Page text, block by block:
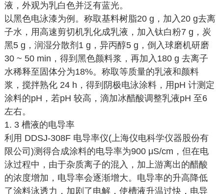
液，外观为乳白色并泛有蓝光。
以黑色电泳漆为例。称取基料树脂20 g，加入20 g去离
子水，用高速剪切机乳化成乳液，加入钛白粉7 g，炭
黑5 g，润湿分散剂1 g，异丙醇5 g，倒入球磨机研磨
30 ~ 50 min，得到黑色颜料浆，再加入180 g 去离子
水稀释至固体分为18%。称取等质量的乳液和颜料
浆，搅拌熟化 24 h，得到阴极电泳涂料，用pH 计测定
涂料的pH，若pH 较高，滴加冰醋酸调整乳液pH 至6
左右。
1. 3 槽液的电导率
利用 DDSJ-308F 电导率仪(上海仪电科学仪器股份有
限公司)测得合成涂料的电导率为900 μS/cm，但在电
泳过程中，由于杂质离子的混入，加上游离出的醋酸
的浓度增加，电导率会逐渐增大。电导率的升高降低
了涂料泳透力，加剧了电解，使槽液升温过快，电导